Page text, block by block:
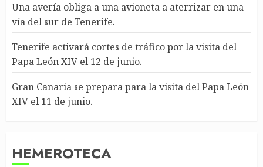
Una avería obliga a una avioneta a aterrizar en una
vía del sur de Tenerife.
Tenerife activará cortes de tráfico por la visita del
Papa León XIV el 12 de junio.
Gran Canaria se prepara para la visita del Papa León
XIV el 11 de junio.
HEMEROTECA